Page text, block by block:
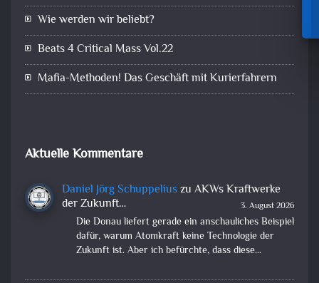
Wie werden wir beliebt?
Beats 4 Critical Mass Vol.22
Mafia-Methoden! Das Geschäft mit Kurierfahrern
Aktuelle Kommentare
Daniel Jörg Schuppeliuszu AKWs Kraftwerke
der Zukunft…
3. August 2026
Die Donau liefert gerade ein anschauliches Beispiel
dafür, warum Atomkraft keine Technologie der
Zukunft ist. Aber ich befürchte, dass diese…